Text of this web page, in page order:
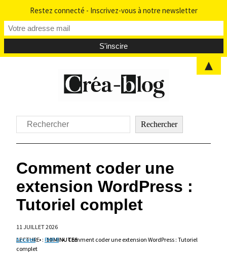
Rechercher Rechercher
Comment coder une
extension WordPress :
Tutoriel complet
11 JUILLET 2026
LECTURE : 10 MINUTES
Accueil • PHP 8 • Comment coder une extension WordPress : Tutoriel
complet
Restez connecté - Inscrivez-vous à notre newsletter
▲